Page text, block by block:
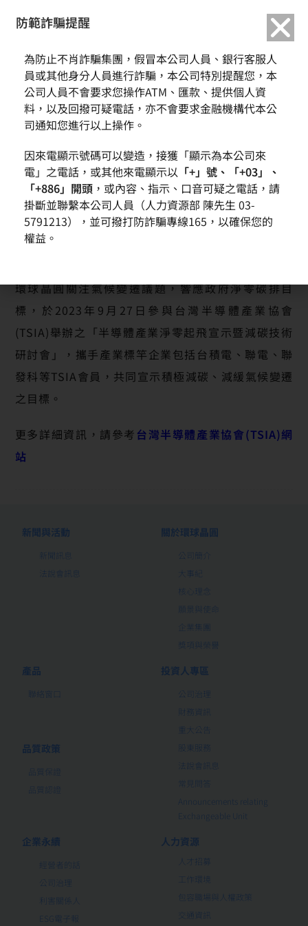
環球晶圓攜手台灣半導體產業協會 宣示積極減碳決心
環球晶圓關注氣候變遷議題，響應政府淨零碳排目
標，於2023年9月27日參與台灣半導體產業協會
(TSIA)舉辦之「半導體產業淨零起飛宣示暨減碳技術
研討會」，攜手產業標竿企業包括台積電、聯電、聯
發科等TSIA會員，共同宣示積極減碳、減緩氣候變遷
之目標。
更多詳細資訊，請參考 台灣半導體產業協會(TSIA)網
站
新聞與活動
新聞訊息
法說會訊息
關於環球晶圓
公司簡介
大事紀
核心理念
願景與使命
企業集團
獎項與榮譽
產品
聯絡窗口
品質政策
品質保證
品質認證
投資人專區
公司治理
財務資訊
重大公告
股東服務
法說會訊息
常見問答
Announcements relating
Exchangeable Unit
企業永續
經營者的話
公司治理
利害關係人
ESG電子報
人力資源
人才招募
工作環境
包容職場與人權政策
交通資訊
防範詐騙提醒
為防止不肖詐騙集團，假冒本公司人員、銀行客服人
員或其他身分人員進行詐騙，本公司特別提醒您，本
公司人員不會要求您操作ATM、匯款、提供個人資
料，以及回撥可疑電話，亦不會要求金融機構代本公
司通知您進行以上操作。
因來電顯示號碼可以變造，接獲「顯示為本公司來
電」之電話，或其他來電顯示以 「+」號、「+03」、
「+886」開頭 ，或內容、指示、口音可疑之電話，請
掛斷並聯繫本公司人員（人力資源部 陳先生 03-
5791213），並可撥打防詐騙專線165，以確保您的
權益。